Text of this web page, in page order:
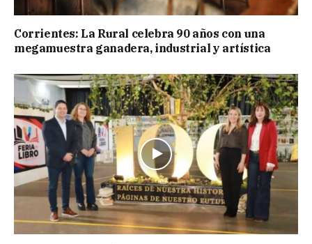
Corrientes: La Rural celebra 90 años con una
megamuestra ganadera, industrial y artística